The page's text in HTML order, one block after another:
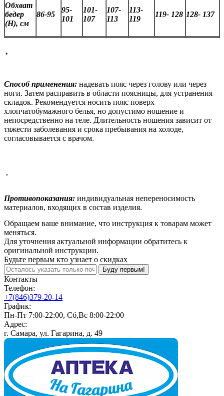
Обхват
бедер
(Н), см
86-95
95-
101
101-
107
107-
113
113-
119
119- 128 128- 137
,
Способ применения: надевать пояс через голову или через
ноги. Затем расправить в области поясницы, для устранения
складок. Рекомендуется носить пояс поверх
хлопчатобумажного белья, но допустимо ношение и
непосредственно на теле. Длительность ношения зависит от
тяжести заболевания и срока пребывания на холоде,
согласовывается с врачом.
,
Противопоказания: индивидуальная непереносимость
материалов, входящих в состав изделия.
Обращаем ваше внимание, что инструкция к товарам может
меняться.
Для уточнения актуальной информации обратитесь к
оригинальной инструкции.
Будьте первым кто узнает о скидках
Буду первым!
Контакты
Телефон:
+7(846)379-20-14
График:
Пн-Пт 7:00-22:00, Сб,Вс 8:00-22:00
Адрес:
г. Самара, ул. Гагарина, д. 49